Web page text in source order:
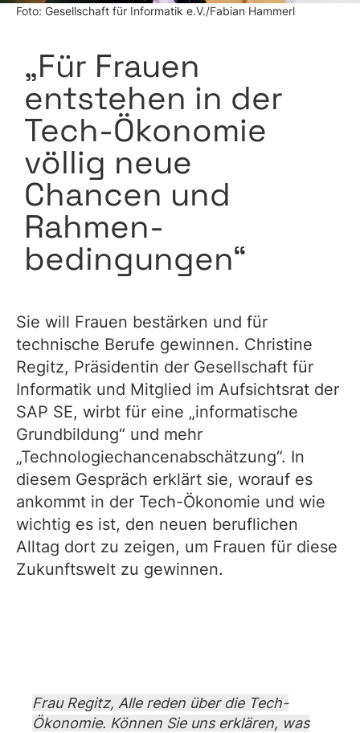
Foto: Gesellschaft für Informatik e.V./Fabian Hammerl
„Für Frauen
entstehen in der
Tech-Ökonomie
völlig neue
Chancen und
Rahmen­
bedingungen“
Sie will Frauen bestärken und für
technische Berufe gewinnen. Christine
Regitz, Präsidentin der Gesellschaft für
Informatik und Mitglied im Aufsichtsrat der
SAP SE, wirbt für eine „informatische
Grundbildung“ und mehr
„Technologiechancenabschätzung“. In
diesem Gespräch erklärt sie, worauf es
ankommt in der Tech-Ökonomie und wie
wichtig es ist, den neuen beruflichen
Alltag dort zu zeigen, um Frauen für diese
Zukunftswelt zu gewinnen.
Frau Regitz, Alle reden über die Tech-
Ökonomie. Können Sie uns erklären, was